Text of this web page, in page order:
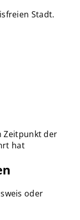
Stadt.
Zeitpunkt der
hat
oder